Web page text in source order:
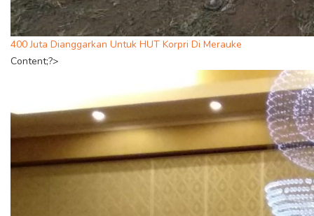
400 Juta Dianggarkan Untuk HUT Korpri Di Merauke
Content;?>